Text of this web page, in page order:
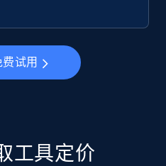
Posts count, Is
account, Is
试用
工具定价